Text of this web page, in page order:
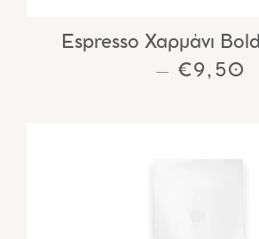
Espresso Χαρμάνι
— €9,50